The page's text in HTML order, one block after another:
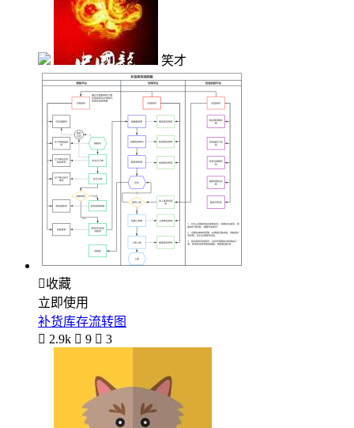
笑才
收藏
立即使用
补货库存流转图
 2.9k  9  3